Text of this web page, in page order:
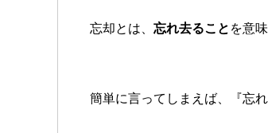
忘却とは、 忘れ去ること を意
簡単に言ってしまえば、『忘